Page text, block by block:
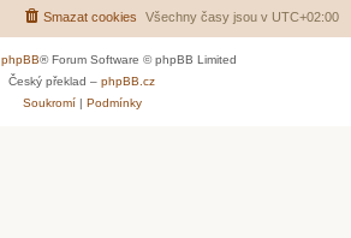
Všechny časy jsou v UTC+02:00
Smazat cookies
phpBB® Forum Software © phpBB Limited
Český překlad – phpBB.cz
Soukromí| Podmínky